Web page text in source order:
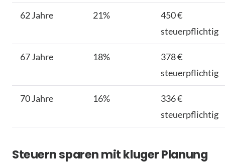
62 Jahre 21%
450 €
steuerpflichtig
67 Jahre 18%
378 €
steuerpflichtig
70 Jahre 16%
336 €
steuerpflichtig
Steuern sparen mit kluger Planung